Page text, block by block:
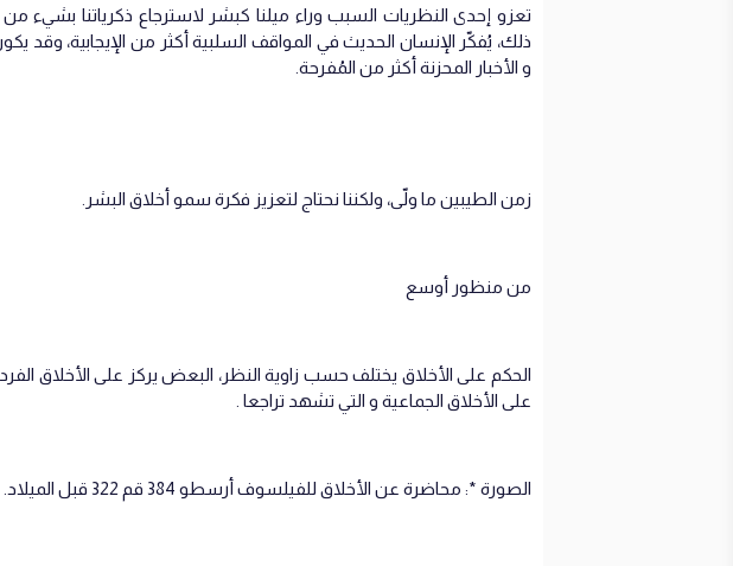
تعزو إحدى النظريات السبب وراء ميلنا كبشر لاسترجاع ذكرياتنا بشيء
ذلك، يُفكّر الإنسان الحديث في المواقف السلبية أكثر من الإيجابية، وقد
و الأخبار المحزنة أكثر من المُفرحة.
زمن الطيبين ما ولّى، ولكننا نحتاج لتعزيز فكرة سمو أخلاق البشر.
من منظور أوسع
الحكم على الأخلاق يختلف حسب زاوية النظر، البعض يركز على الأخلاق
على الأخلاق الجماعية و التي تشهد تراجعا .
الصورة *: محاضرة عن الأخلاق للفيلسوف أرسطو 384 قم 322 قبل الميلاد.